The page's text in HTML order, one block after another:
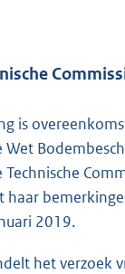
is
Wet
haar
2019.
het verzoek